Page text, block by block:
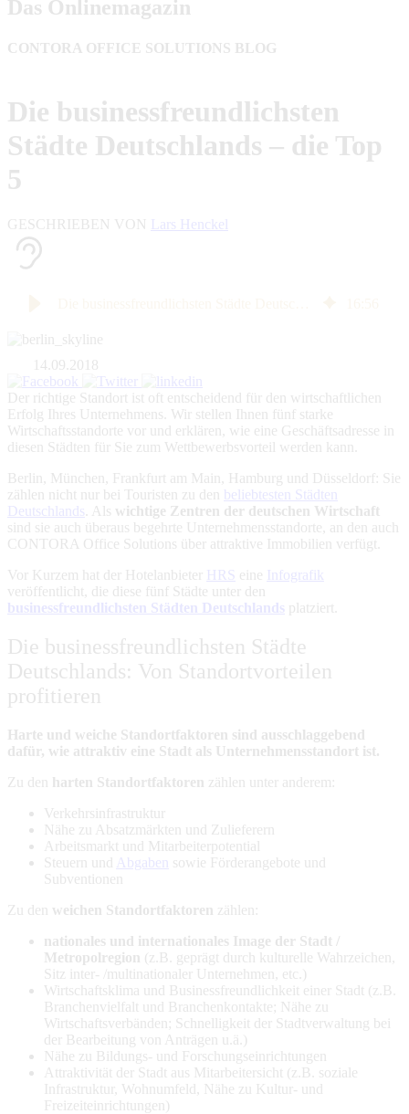
Das Onlinemagazin
CONTORA OFFICE SOLUTIONS BLOG
Die businessfreundlichsten
Städte Deutschlands – die Top
5
GESCHRIEBEN VON Lars Henckel
14.09.2018
Der richtige Standort ist oft entscheidend für den wirtschaftlichen
Erfolg Ihres Unternehmens. Wir stellen Ihnen fünf starke
Wirtschaftsstandorte vor und erklären, wie eine Geschäftsadresse in
diesen Städten für Sie zum Wettbewerbsvorteil werden kann.
Berlin, München, Frankfurt am Main, Hamburg und Düsseldorf: Sie
zählen nicht nur bei Touristen zu den beliebtesten Städten
Deutschlands . Als wichtige Zentren der deutschen Wirtschaft
sind sie auch überaus begehrte Unternehmensstandorte, an den auch
CONTORA Office Solutions über attraktive Immobilien verfügt.
Vor Kurzem hat der Hotelanbieter
HRS eine Infografik
veröffentlicht, die diese fünf Städte unter den
businessfreundlichsten Städten Deutschlands platziert.
Die businessfreundlichsten Städte
Deutschlands: Von Standortvorteilen
profitieren
Harte und weiche Standortfaktoren sind ausschlaggebend
dafür, wie attraktiv eine Stadt als Unternehmensstandort ist.
Zu den harten Standortfaktoren zählen unter anderem:
Verkehrsinfrastruktur
Nähe zu Absatzmärkten und Zulieferern
Arbeitsmarkt und Mitarbeiterpotential
Steuern und
Abgaben
sowie Förderangebote und
Subventionen
Zu den weichen Standortfaktoren zählen:
nationales und internationales Image der Stadt /
Metropolregion (z.B. geprägt durch kulturelle Wahrzeichen,
Sitz inter- /multinationaler Unternehmen, etc.)
Wirtschaftsklima und Businessfreundlichkeit einer Stadt (z.B.
Branchenvielfalt und Branchenkontakte; Nähe zu
Wirtschaftsverbänden; Schnelligkeit der Stadtverwaltung bei
der Bearbeitung von Anträgen u.ä.)
Nähe zu Bildungs- und Forschungseinrichtungen
Attraktivität der Stadt aus Mitarbeitersicht (z.B. soziale
Infrastruktur, Wohnumfeld, Nähe zu Kultur- und
Freizeiteinrichtungen)